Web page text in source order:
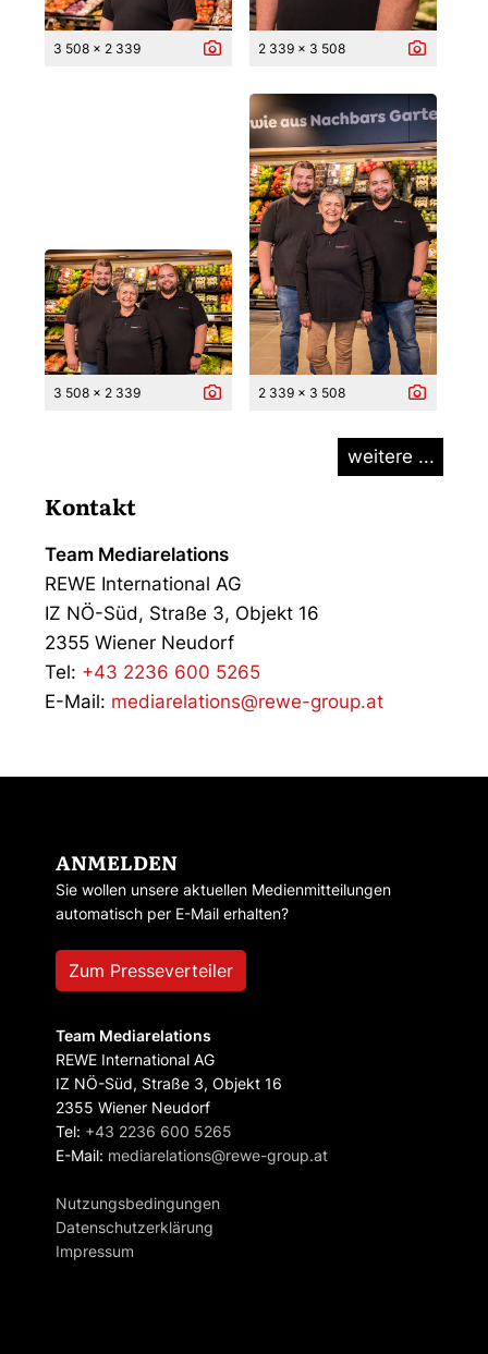
3 508 x 2 339 2 339 x 3 508
3 508 x 2 339 2 339 x 3 508
weitere ...
Kontakt
Team Mediarelations
REWE International AG
IZ NÖ-Süd, Straße 3, Objekt 16
2355 Wiener Neudorf
Tel: +43 2236 600 5265
E-Mail: mediarelations@rewe-group.at
ANMELDEN
Sie wollen unsere aktuellen Medienmitteilungen
automatisch per E-Mail erhalten?
Zum Presseverteiler
Team Mediarelations
REWE International AG
IZ NÖ-Süd, Straße 3, Objekt 16
2355 Wiener Neudorf
Tel: +43 2236 600 5265
E-Mail: mediarelations@rewe-group.at
Nutzungsbedingungen
Datenschutzerklärung
Impressum